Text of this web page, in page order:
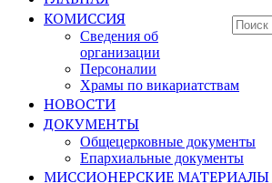
Искать:
КОМИССИЯ
Сведения об
организации
Персоналии
Храмы по викариатствам
НОВОСТИ
ДОКУМЕНТЫ
Общецерковные документы
Епархиальные документы
МИССИОНЕРСКИЕ МАТЕРИАЛЫ